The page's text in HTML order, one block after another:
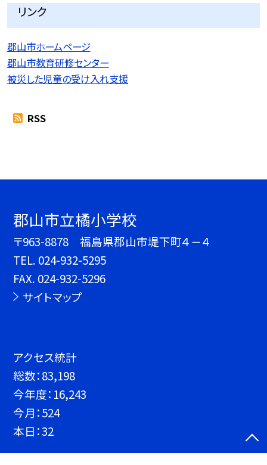
リンク
郡山市ホームページ
郡山市教育研修センター
被災した児童の受け入れ支援
RSS
郡山市立橘小学校
〒963-8878 福島県郡山市堤下町４－４
TEL. 024-932-5295
FAX. 024-932-5296
サイトマップ
アクセス統計
総数：83,198
今年度： 16,243
今月：524
本日：32